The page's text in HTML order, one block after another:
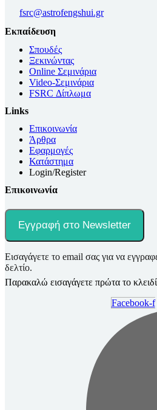
fsrc@astrofengshui.gr
Εκπαίδευση
Σπουδές
Ξεκινώντας
Online Σεμινάρια
Video-Σεμινάρια
FSRC Δίπλωμα
Links
Επικοινωνία
Άρθρα
Εφαρμογές
Κατάστημα
Login/Register
Επικοινωνία
Εγγραφή στο Newsletter
Εισαγάγετε το email σας για να
δελτίο.
Παρακαλώ εισαγάγετε πρώτα το
Facebook-f